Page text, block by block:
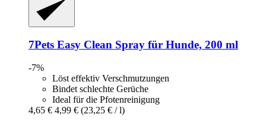
7Pets Easy Clean Spray für Hunde, 200 ml
-7%
Löst effektiv Verschmutzungen
Bindet schlechte Gerüche
Ideal für die Pfotenreinigung
4,65 € 4,99 € (23,25 € / l)